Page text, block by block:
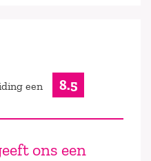
een 8.5
ons een